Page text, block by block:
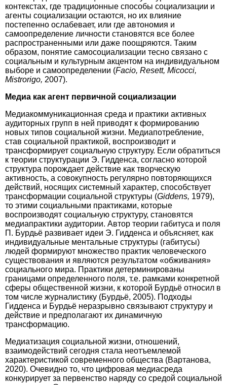
контекстах, где традиционные способы социализации и
агенты социализации остаются, но их влияние
постепенно ослабевает, или где автономия и
самоопределение личности становятся все более
распространенными или даже поощряются. Таким
образом, понятие самосоциализации тесно связано с
социальным и культурным акцентом на индивидуальном
выборе и самоопределении (Facio, Resett, Micocci,
Mistrorigo, 2007).
Медиа как агент первичной социализации
Медиакоммуникационная среда и практики активных
аудиторных групп в ней приводят к формированию
новых типов социальной жизни. Медиапотребление,
став социальной практикой, воспроизводит и
трансформирует социальную структуру. Если обратиться
к теории структурации Э. Гидденса, согласно которой
структура порождает действие как творческую
активность, а совокупность регулярно повторяющихся
действий, носящих системный характер, способствует
трансформации социальной структуры (Giddens, 1979),
то этими социальными практиками, которые
воспроизводят социальную структуру, становятся
медиапрактики аудитории. Автор теории габитуса и поля
П. Бурдьё развивает идеи Э. Гидденса и объясняет, как
индивидуальные ментальные структуры (габитусы)
людей формируют множество практик человеческого
существования и являются результатом «обживания»
социального мира. Практики детерминированы
границами определенного поля, т.е. рамками конкретной
сферы общественной жизни, к которой Бурдьё относил в
том числе журналистику (Бурдьё, 2005). Подходы
Гидденса и Бурдьё неразрывно связывают структуру и
действие и предполагают их динамичную
трансформацию.
Медиатизация социальной жизни, отношений,
взаимодействий сегодня стала неотъемлемой
характеристикой современного общества (Вартанова,
2020). Очевидно то, что цифровая медиасреда
конкурирует за первенство наряду со средой социальной